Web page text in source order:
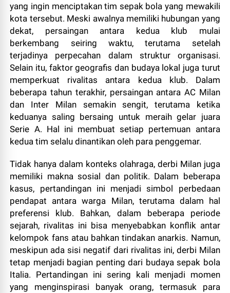
yang ingin menciptakan tim sepak bola yang mewakili
kota tersebut. Meski awalnya memiliki hubungan yang
dekat, persaingan antara kedua klub mulai
berkembang seiring waktu, terutama setelah
terjadinya perpecahan dalam struktur organisasi.
Selain itu, faktor geografis dan budaya lokal juga turut
memperkuat rivalitas antara kedua klub. Dalam
beberapa tahun terakhir, persaingan antara AC Milan
dan Inter Milan semakin sengit, terutama ketika
keduanya saling bersaing untuk meraih gelar juara
Serie A. Hal ini membuat setiap pertemuan antara
kedua tim selalu dinantikan oleh para penggemar.
Tidak hanya dalam konteks olahraga, derbi Milan juga
memiliki makna sosial dan politik. Dalam beberapa
kasus, pertandingan ini menjadi simbol perbedaan
pendapat antara warga Milan, terutama dalam hal
preferensi klub. Bahkan, dalam beberapa periode
sejarah, rivalitas ini bisa menyebabkan konflik antar
kelompok fans atau bahkan tindakan anarkis. Namun,
meskipun ada sisi negatif dari rivalitas ini, derbi Milan
tetap menjadi bagian penting dari budaya sepak bola
Italia. Pertandingan ini sering kali menjadi momen
yang menginspirasi banyak orang, termasuk para